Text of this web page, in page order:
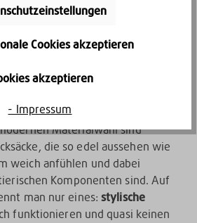
aus innovativen,
Polyester.
sich dennoch fast wie
Ja, das geht!
Materialwahl sind
die so edel aussehen wie
weich anfühlen und dabei
Komponenten sind. Auf
man nur eines:stylische
funktionieren und quasi keinen
Cookies akzeptieren
akzeptieren
- Impressum